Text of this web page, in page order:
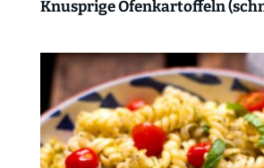
Knusprige Ofenkartoffeln